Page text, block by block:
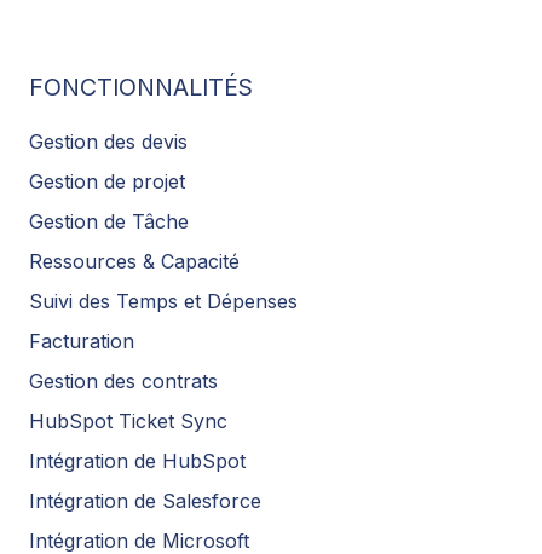
FONCTIONNALITÉS
Gestion des devis
Gestion de projet
Gestion de Tâche
Ressources & Capacité
Suivi des Temps et Dépenses
Facturation
Gestion des contrats
HubSpot Ticket Sync
Intégration de HubSpot
Intégration de Salesforce
Intégration de Microsoft